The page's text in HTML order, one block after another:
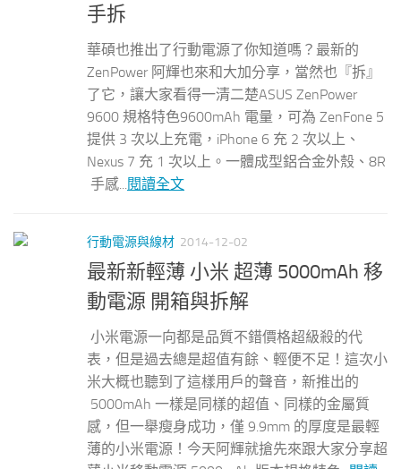
手拆
華碩也推出了行動電源了你知道嗎？最新的
ZenPower 阿輝也來和大加分享，當然也『拆』
了它，讓大家看得一清二楚ASUS ZenPower
9600 規格特色9600mAh 電量，可為 ZenFone 5
提供 3 次以上充電，iPhone 6 充 2 次以上、
Nexus 7 充 1 次以上。一體成型鋁合金外殼、8R
手感...閱讀全文
行動電源與線材 2014-12-02
最新新輕薄 小米 超薄 5000mAh 移
動電源 開箱與拆解
小米電源一向都是品質不錯價格超級殺的代
表，但是過去總是超值有餘、輕便不足！這次小
米大概也聽到了這樣用戶的聲音，新推出的
5000mAh 一樣是同樣的超值、同樣的金屬質
感，但一舉瘦身成功，僅 9.9mm 的厚度是最輕
薄的小米電源！今天阿輝就搶先來跟大家分享超